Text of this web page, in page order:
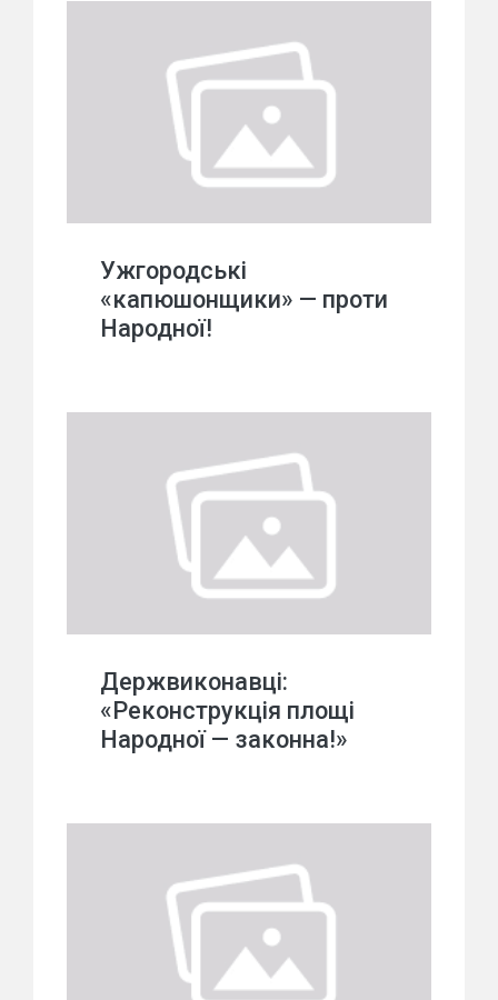
Ужгородські
«капюшонщики» — проти
Народної!
Держвиконавці:
«Реконструкція площі
Народної — законна!»